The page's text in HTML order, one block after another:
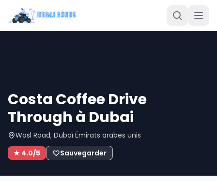
Costa Coffee Drive
Through à Dubai
Wasl Road, Dubaï Émirats arabes unis
★ 4.0/5
Sauvegarder